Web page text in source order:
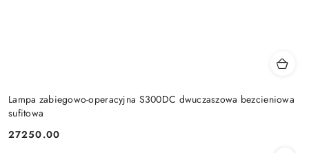
Lampa zabiegowo-operacyjna S300DC dwuczaszowa bezcieniowa
sufitowa
Cena:
27250.00